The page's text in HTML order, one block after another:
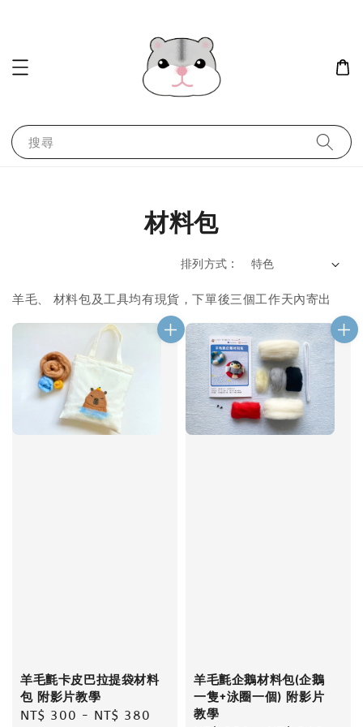
搜尋
材料包
排列方式 :
羊毛 材料包及工具均有現貨，下單後三個工作天內寄出
羊毛氈卡皮巴拉提袋材料
包 附影片教學
Regular
NT$ 300 - NT$ 380
羊毛氈企鵝材料包(企鵝
一隻+泳圈一個) 附影片
教學